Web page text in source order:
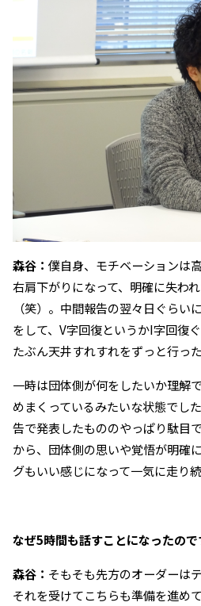
森谷：僕自身、モチベーションは
右肩下がりになって、明確に失わ
（笑）。中間報告の翌々日ぐらい
をして、V字回復というかI字回復
たぶん天井すれすれをずっと行っ
一時は団体側が何をしたいか理解
めまくっているみたいな状態でし
告で発表したもののやっぱり駄目
から、団体側の思いや覚悟が明確
グもいい感じになって一気に走り
――なぜ5時間も話すことになったので
森谷： そもそも先方のオーダーは
それを受けてこちらも準備を進め